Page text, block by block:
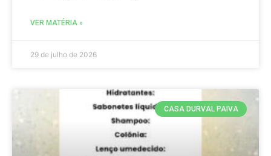
VER MATÉRIA »
29 de julho de 2026
CASA DURVAL PAIVA